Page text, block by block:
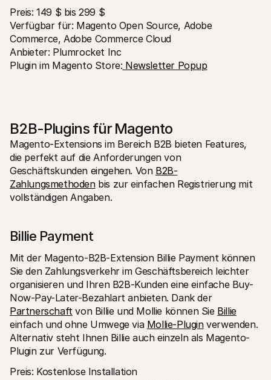
Preis: 149 $ bis 299 $
Verfügbar für: Magento Open Source, Adobe
Commerce, Adobe Commerce Cloud
Anbieter: Plumrocket Inc
Plugin im Magento Store: Newsletter Popup
B2B-Plugins für Magento
Magento-Extensions im Bereich B2B bieten Features,
die perfekt auf die Anforderungen von
Geschäftskunden eingehen. Von B2B-
Zahlungsmethoden bis zur einfachen Registrierung mit
vollständigen Angaben.
Billie Payment
Mit der Magento-B2B-Extension Billie Payment können
Sie den Zahlungsverkehr im Geschäftsbereich leichter
organisieren und Ihren B2B-Kunden eine einfache Buy-
Now-Pay-Later-Bezahlart anbieten. Dank der
Partnerschaft von Billie und Mollie können Sie Billie
einfach und ohne Umwege via Mollie-Plugin verwenden.
Alternativ steht Ihnen Billie auch einzeln als Magento-
Plugin zur Verfügung.
Preis: Kostenlose Installation